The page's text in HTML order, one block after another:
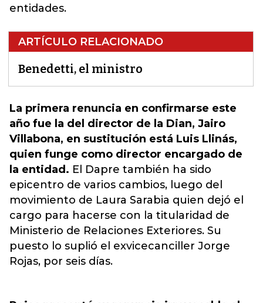
entidades.
ARTÍCULO RELACIONADO
Benedetti, el ministro
La primera renuncia en confirmarse este
año fue la del director de la Dian, Jairo
Villabona, en sustitución está Luis Llinás,
quien funge como director encargado de
la entidad. El Dapre también ha sido
epicentro de varios cambios, luego del
movimiento de Laura Sarabia quien dejó el
cargo para hacerse con la titularidad de
Ministerio de Relaciones Exteriores. Su
puesto lo suplió el exvicecanciller Jorge
Rojas, por seis días.